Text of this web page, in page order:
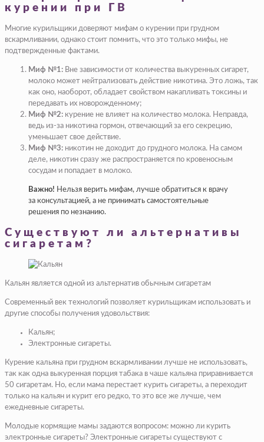
курении при ГВ
Многие курильщики доверяют мифам о курении при грудном
вскармливании, однако стоит помнить, что это только мифы, не
подтвержденные фактами.
Миф №1: Вне зависимости от количества выкуренных сигарет,
молоко может нейтрализовать действие никотина. Это ложь, так
как оно, наоборот, обладает свойством накапливать токсины и
передавать их новорожденному;
Миф №2: курение не влияет на количество молока. Неправда,
ведь из-за никотина гормон, отвечающий за его секрецию,
уменьшает свое действие.
Миф №3: никотин не доходит до грудного молока. На самом
деле, никотин сразу же распространяется по кровеносным
сосудам и попадает в молоко.
Важно! Нельзя верить мифам, лучше обратиться к врачу
за консультацией, а не принимать самостоятельные
решения по незнанию.
Существуют ли альтернативы
сигаретам?
Кальян является одной из альтернатив обычным сигаретам
Современный век технологий позволяет курильщикам использовать и
другие способы получения удовольствия:
Кальян;
Электронные сигареты.
Курение кальяна при грудном вскармливании лучше не использовать,
так как одна выкуренная порция табака в чаше кальяна приравнивается
50 сигаретам. Но, если мама перестает курить сигареты, а переходит
только на кальян и курит его редко, то это все же лучше, чем
ежедневные сигареты.
Молодые кормящие мамы задаются вопросом: можно ли курить
электронные сигареты? Электронные сигареты существуют с